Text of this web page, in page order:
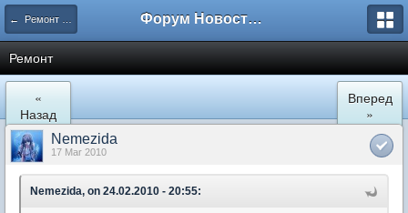
← Ремонт и обустройство Форум Новостройки
Ремонт
«
Назад
Вперед
»
Nemezida
17 Mar 2010
Nemezida, on 24.02.2010 - 20:55: